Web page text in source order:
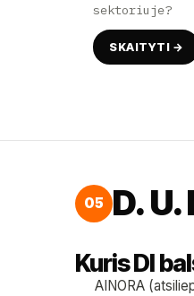
sektoriuje?
SKAITYTI →
05 D. U.
Kuris DI
AINORA